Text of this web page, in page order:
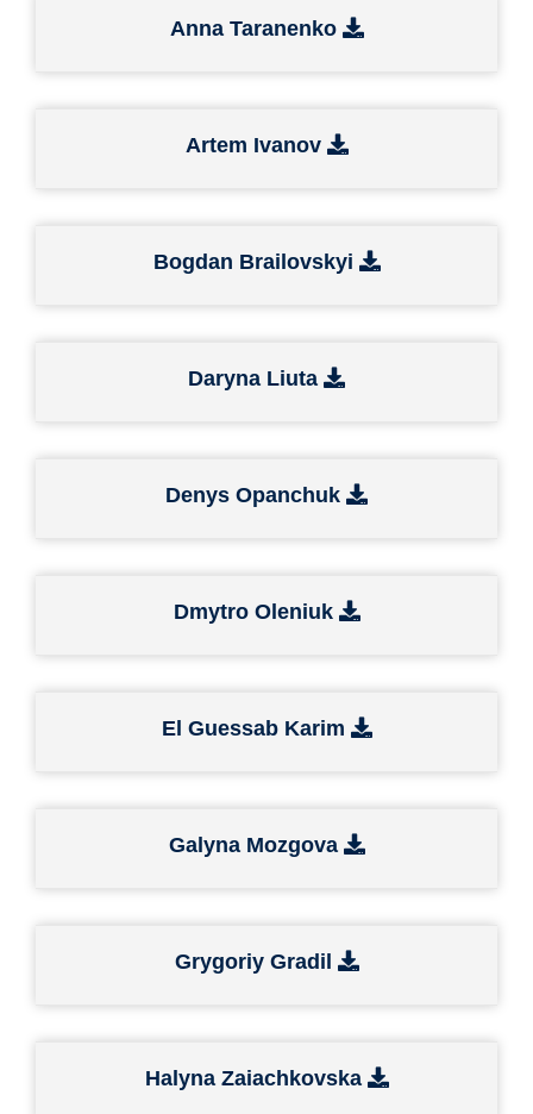
Anna Taranenko
Artem Ivanov
Bogdan Brailovskyi
Daryna Liuta
Denys Opanchuk
Dmytro Oleniuk
El Guessab Karim
Galyna Mozgova
Grygoriy Gradil
Halyna Zaiachkovska